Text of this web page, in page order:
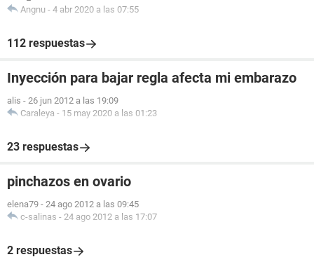
Angnu - 4 abr 2020 a las 07:55
112 respuestas
Inyección para bajar regla afecta mi embarazo
alis - 26 jun 2012 a las 19:09
Caraleya - 15 may 2020 a las 01:23
23 respuestas
pinchazos en ovario
elena79 - 24 ago 2012 a las 09:45
c-salinas - 24 ago 2012 a las 17:07
2 respuestas